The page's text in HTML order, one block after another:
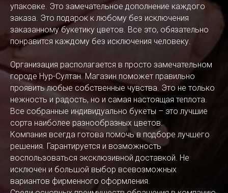
упаковке. Это замечательное дополнение каждого
заказа. Это подарок к любому без исключения
заказанному букетику цветов. Все это, обязательно
понравится каждому без исключения человеку.
Организация располагается в просто замечательном
городе Нур-Султан. Магазин поможет правильно
проявить любые собственные чувства. Это не только
нежность и радость, но и самая настоящая теплота.
Все собранные индивидуально букеты – это лучшие
сорта наиболее разнообразных цветов.
Компания всегда готова помочь в подборе лучшего
решения. Гарантируется и возможность
воспользоваться эксклюзивной доставкой. Не
исключен и большой выбор всевозможных
вариантов фирменного оформления.